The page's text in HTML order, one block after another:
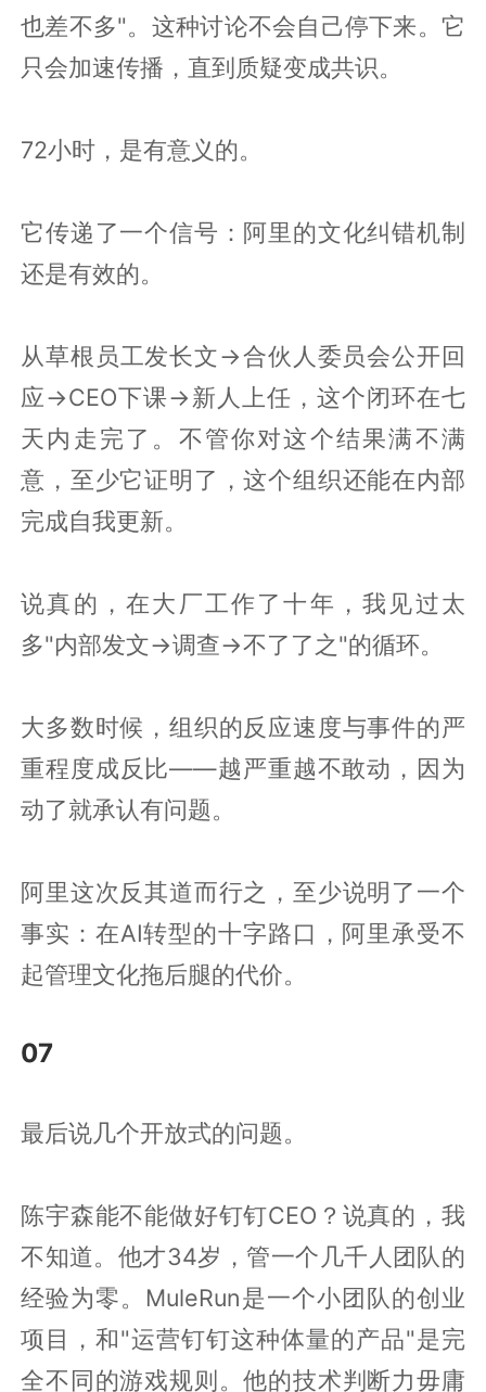
也差不多"。这种讨论不会自己停下来。它
只会加速传播，直到质疑变成共识。
72小时，是有意义的。
它传递了一个信号：阿里的文化纠错机制
还是有效的。
从草根员工发长文→合伙人委员会公开回
应→CEO下课→新人上任，这个闭环在七
天内走完了。不管你对这个结果满不满
意，至少它证明了，这个组织还能在内部
完成自我更新。
说真的，在大厂工作了十年，我见过太
多"内部发文→调查→不了了之"的循环。
大多数时候，组织的反应速度与事件的严
重程度成反比——越严重越不敢动，因为
动了就承认有问题。
阿里这次反其道而行之，至少说明了一个
事实：在AI转型的十字路口，阿里承受不
起管理文化拖后腿的代价。
07
最后说几个开放式的问题。
陈宇森能不能做好钉钉CEO？说真的，我
不知道。他才34岁，管一个几千人团队的
经验为零。MuleRun是一个小团队的创业
项目，和"运营钉钉这种体量的产品"是完
全不同的游戏规则。他的技术判断力毋庸